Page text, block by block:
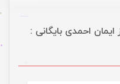
ایمان احمدی بایگانی :